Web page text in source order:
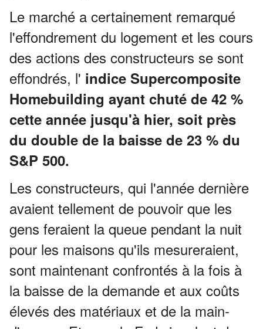
Le marché a certainement remarqué
l'effondrement du logement et les cours
des actions des constructeurs se sont
effondrés, l' indice Supercomposite
Homebuilding ayant chuté de 42 %
cette année jusqu'à hier, soit près
du double de la baisse de 23 % du
S&P 500.
Les constructeurs, qui l'année dernière
avaient tellement de pouvoir que les
gens feraient la queue pendant la nuit
pour les maisons qu'ils mesureraient,
sont maintenant confrontés à la fois à
la baisse de la demande et aux coûts
élevés des matériaux et de la main-